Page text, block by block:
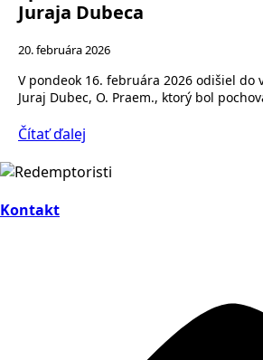
Juraja Dubeca
20. februára 2026
V pondeok 16. februára 2026 odišiel do
Juraj Dubec, O. Praem., ktorý bol
Čítať ďalej
Kontakt